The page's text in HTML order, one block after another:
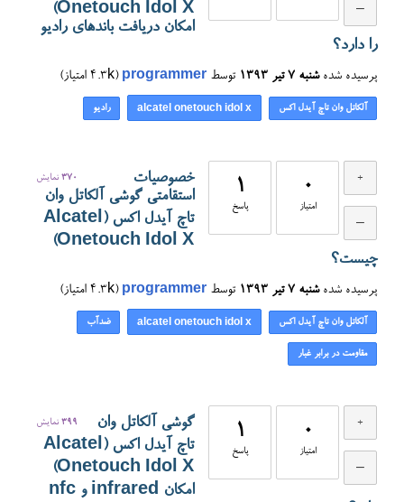
Onetouch Idol X)
امکان دریافت باندهای رادیو
را دارد؟
پرسیده شده شنبه ۷ تیر ۱۳۹۳ توسط programmer
(
4.3k امتیاز)
آلکاتل وان تاچ آیدل اکس alcatel onetouch idol x رادیو
0
امتیاز
1
پاسخ
370 نمایش
خصوصیات
استقامتی گوشی آلکاتل وان
تاچ آیدل اکس (Alcatel
Onetouch Idol X)
چیست؟
پرسیده شده شنبه ۷ تیر ۱۳۹۳ توسط programmer
(
4.3k امتیاز)
آلکاتل وان تاچ آیدل اکس alcatel onetouch idol x ضدآب
مقاومت در برابر غبار
0
امتیاز
1
پاسخ
399 نمایش
گوشی آلکاتل وان
تاچ آیدل اکس (Alcatel
Onetouch Idol X)
امکان infrared و nfc